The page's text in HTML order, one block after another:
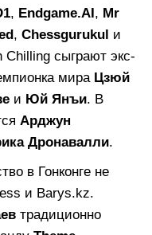
, Endgame.AI, Mr
, Chessgurukul и
Chilling сыграют экс-
мира Цзюй
и Юй Янъи. В
Арджун
Дронавалли.
в Гонконге не
и Barys.kz.
традиционно